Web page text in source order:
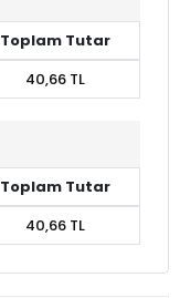
Toplam Tutar
40,66 TL
Toplam Tutar
40,66 TL